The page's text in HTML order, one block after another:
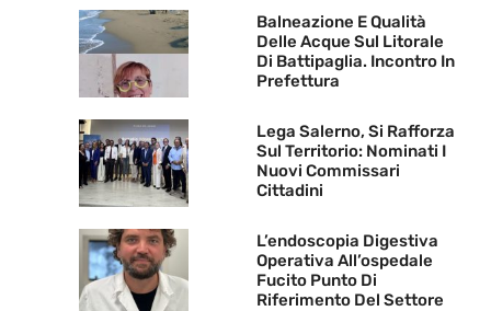
Balneazione E Qualità
Delle Acque Sul Litorale
Di Battipaglia. Incontro In
Prefettura
Lega Salerno, Si Rafforza
Sul Territorio: Nominati I
Nuovi Commissari
Cittadini
L’endoscopia Digestiva
Operativa All’ospedale
Fucito Punto Di
Riferimento Del Settore